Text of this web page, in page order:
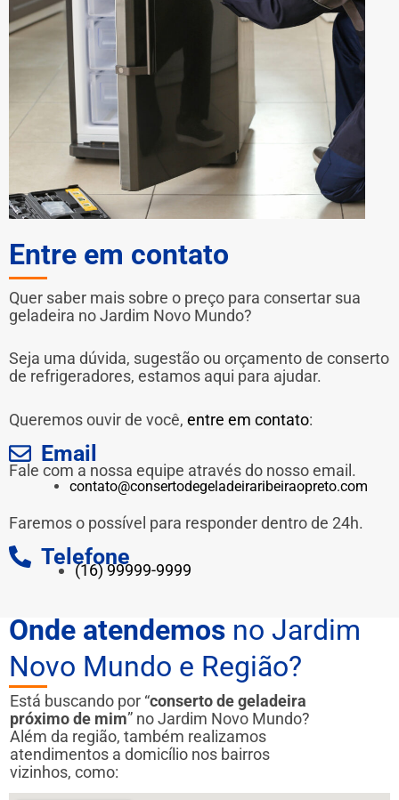
Entre em contato
Quer saber mais sobre o preço para consertar sua
geladeira no Jardim Novo Mundo?
Seja uma dúvida, sugestão ou orçamento de conserto
de refrigeradores, estamos aqui para ajudar.
Queremos ouvir de você, entre em contato:
Email
Fale com a nossa equipe através do nosso email.
contato@consertodegeladeiraribeiraopreto.com
Faremos o possível para responder dentro de 24h.
Telefone
(16) 99999-9999
Onde atendemos no Jardim
Novo Mundo e Região?
Está buscando por “conserto de geladeira
próximo de mim” no Jardim Novo Mundo?
Além da região, também realizamos
atendimentos a domicílio nos bairros
vizinhos, como: